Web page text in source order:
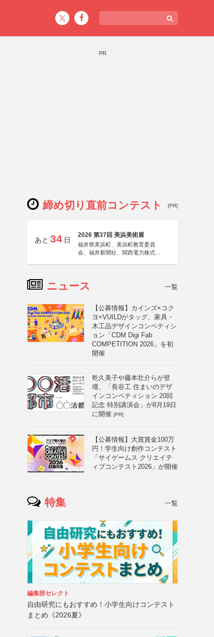
PR
締め切り直前コンテスト [PR]
あと 34 日
2026 第37回 美浜美術展
福井県美浜町、美浜町教育委員
会、福井新聞社、関西電力株式会
ニュース 一覧
【公募情報】カインズ×コク
ヨ×VUILDがタッグ、家具・
木工品デザインコンペティシ
ョン「CDM Digi Fab
COMPETITION 2026」を初
開催
乾久美子や藤本壮介らが登
壇、「長谷工 住まいのデザ
インコンペティション 20回
記念 特別講演会」が8月19日
に開催 [PR]
【公募情報】大賞賞金100万
円！学生向け創作コンテスト
「サイゲームス クリエイテ
ィブコンテスト2026」が開催
特集 一覧
編集部セレクト
自由研究にもおすすめ！小学生向けコンテスト
まとめ《2026夏》